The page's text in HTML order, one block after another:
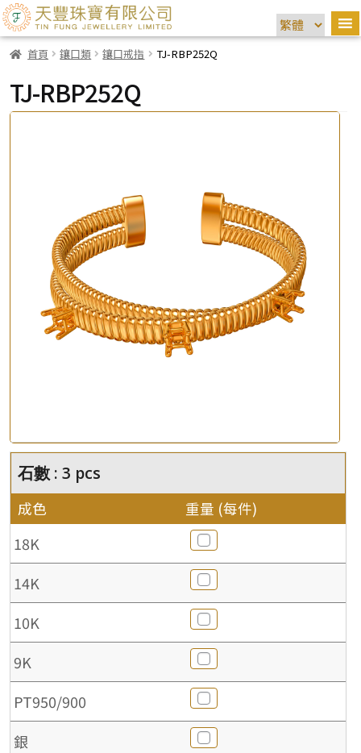
首頁 鑲口類 鑲口戒指 TJ-RBP252Q
TJ-RBP252Q
石數 : 3 pcs
成色 重量 (每件)
18K
14K
10K
9K
PT950/900
銀